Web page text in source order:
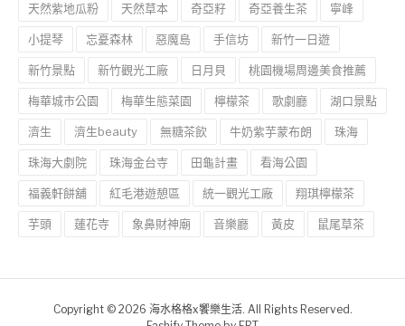
天然紫地瓜粉 天然草本 奇亞籽 奇亞養生茶 寧峰
小提琴 忘憂森林 惡魔島 手信坊 新竹一日遊
新竹景點 新竹觀光工廠 日月貝 桃園機場周邊美食推薦
梅華城市公園 梅華生態菜園 檸檬茶 歌劇廳 湖口景點
濟生 濟生beauty 無糖茶飲 牛奶紫芋蒙布朗 珠海
珠海大劇院 珠海金台寺 田龜計畫 看海公園
福義軒餅舖 紅毛港遊憩區 統一觀光工廠 翔琪檸檬茶
芋頭 蓮花寺 象鼻財神廟 音樂廳 黃皮 鼠尾草茶
Copyright © 2026 海水格格x饗樂生活. All Rights Reserved.